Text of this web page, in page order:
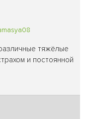
тяжёлые
и постоянной